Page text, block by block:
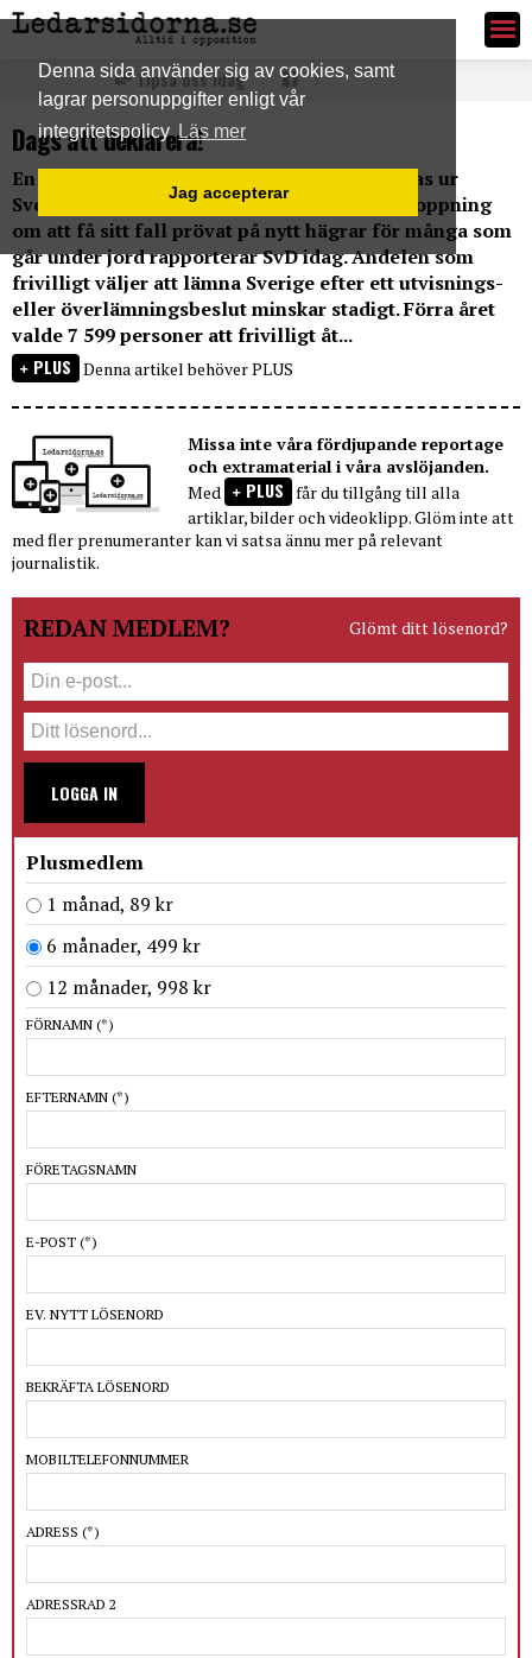
Denna sida använder sig av cookies, samt
lagrar personuppgifter enligt vår
integritetspolicyLäs mer
Jag accepterar
Ledarsidorna.se
Tipsa oss idag
Dags att deklarera!
En allt större andel flyktingar som ska utvisas ur
Sverige väljer i stället att försvinna. En förhoppning
om att få sitt fall prövat på nytt hägrar för många som
går under jord rapporterar SvD idag. Andelen som
frivilligt väljer att lämna Sverige efter ett utvisnings-
eller överlämningsbeslut minskar stadigt. Förra året
valde 7 599 personer att frivilligt åt...
PLUS Denna artikel behöver PLUS
Missa inte våra fördjupande reportage
och extramaterial i våra avslöjanden.
Med
PLUS får du tillgång till alla
artiklar, bilder och videoklipp. Glöm inte att
med fler prenumeranter kan vi satsa ännu mer på relevant
journalistik.
REDAN MEDLEM? Glömt ditt lösenord?
LOGGA IN
Plusmedlem
1 månad, 89 kr
6 månader, 499 kr
12 månader, 998 kr
FÖRNAMN (*)
EFTERNAMN (*)
FÖRETAGSNAMN
E-POST (*)
EV. NYTT LÖSENORD
BEKRÄFTA LÖSENORD
MOBILTELEFONNUMMER
ADRESS (*)
ADRESSRAD 2